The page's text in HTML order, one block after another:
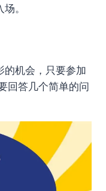
。
的机会，只要参加
回答几个简单的问